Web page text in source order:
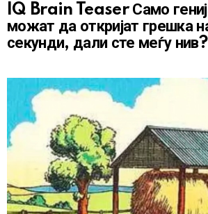
IQ Brain Teaser Само
можат да откријат грешка
секунди, дали сте меѓу нив?